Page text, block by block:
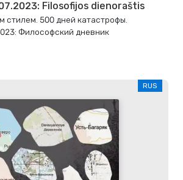
Filosofijos dienoraštis
стилем. 500 дней катастрофы.
Философский дневник
RUS